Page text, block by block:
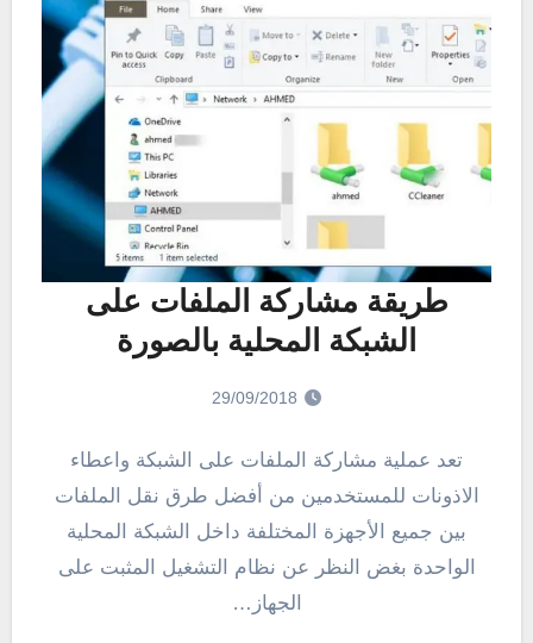
طريقة مشاركة الملفات على
الشبكة المحلية بالصورة
29/09/2018
تعد عملية مشاركة الملفات على الشبكة واعطاء
الاذونات للمستخدمين من أفضل طرق نقل الملفات
بين جميع الأجهزة المختلفة داخل الشبكة المحلية
الواحدة بغض النظر عن نظام التشغيل المثبت على
الجهاز…